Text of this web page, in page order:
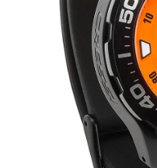
Бассейн
SUP-
сёрфинг
Подарочные